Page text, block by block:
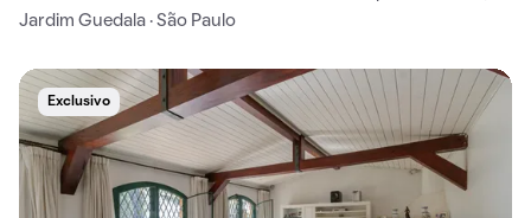
Jardim Guedala · São Paulo
Exclusivo